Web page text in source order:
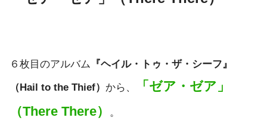
６枚目のアルバム 『ヘイル・トゥ・ザ・シーフ』
（Hail to the Thief） から、
「ゼア・ゼア」
（There There）
。